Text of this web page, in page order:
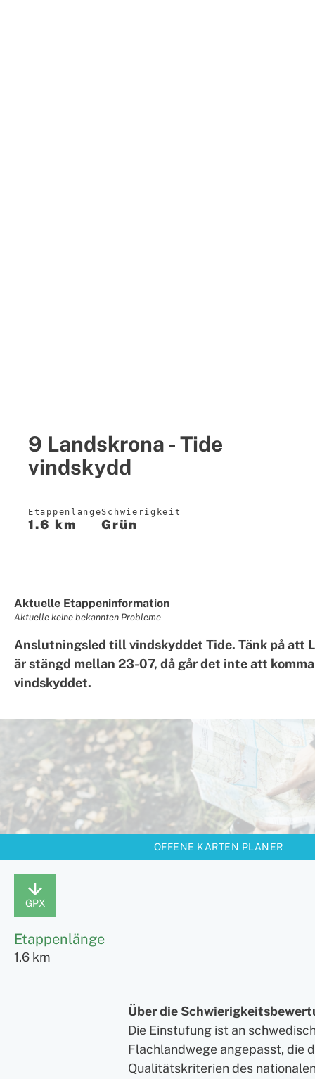
9 Landskrona - Tide
vindskydd
Etappenlänge
1.6 km
Schwierigkeit
Grün
Aktuelle Etappeninformation
Aktuelle keine bekannten Probleme
Anslutningsled till vindskyddet Tide. Tänk på att
är stängd mellan 23-07, då går det inte att
vindskyddet.
OFFENE KARTEN PLANER
GPX
Etappenlänge
1.6 km
Über die
Die Einstufung ist an
Flachlandwege angepasst, die
Qualitätskriterien des